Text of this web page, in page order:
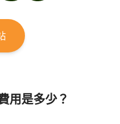
用是多少？